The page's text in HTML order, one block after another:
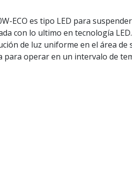
ECO es tipo LED para
con lo ultimo en tecnología
de luz uniforme en el área de
para operar en un intervalo de